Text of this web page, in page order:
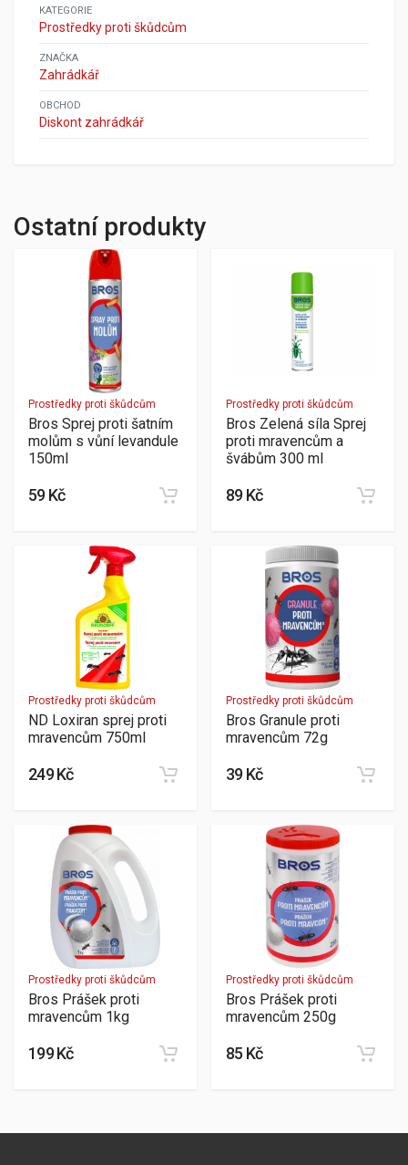
KATEGORIE
Prostředky proti škůdcům
ZNAČKA
Zahrádkář
OBCHOD
Diskont zahrádkář
Ostatní produkty
Prostředky proti škůdcům
Bros Sprej proti šatním
molům s vůní levandule
150ml
59 Kč
Prostředky proti škůdcům
Bros Zelená síla Sprej
proti mravencům a
švábům 300 ml
89 Kč
Prostředky proti škůdcům
ND Loxiran sprej proti
mravencům 750ml
249 Kč
Prostředky proti škůdcům
Bros Granule proti
mravencům 72g
39 Kč
Prostředky proti škůdcům
Bros Prášek proti
mravencům 1kg
199 Kč
Prostředky proti škůdcům
Bros Prášek proti
mravencům 250g
85 Kč